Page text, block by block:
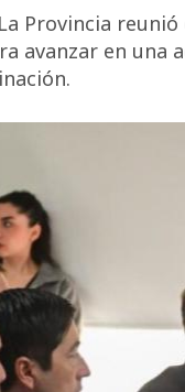
Provincia
avanzar en